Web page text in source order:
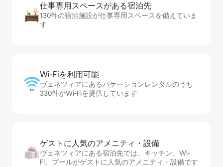
仕事専用ス⁠ペ⁠ー⁠スがあ⁠る宿⁠泊⁠先
130件の宿泊施設が仕事専用スペースを備えていま
す
Wi-Fiを利⁠用⁠可⁠能
ヴェネツィアにあるバケーションレンタルのうち
330件がWi-Fiを提供しています
ゲストに人⁠気⁠のア⁠メ⁠ニ⁠テ⁠ィ・設⁠備
ヴェネツィアにある宿泊先では、キッチン、Wi-
Fi、プールがゲストに人気のアメニティ・設備です